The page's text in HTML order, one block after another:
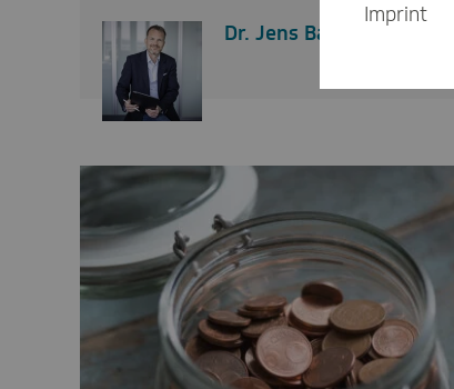
Dr. Jens Baas
Imprint